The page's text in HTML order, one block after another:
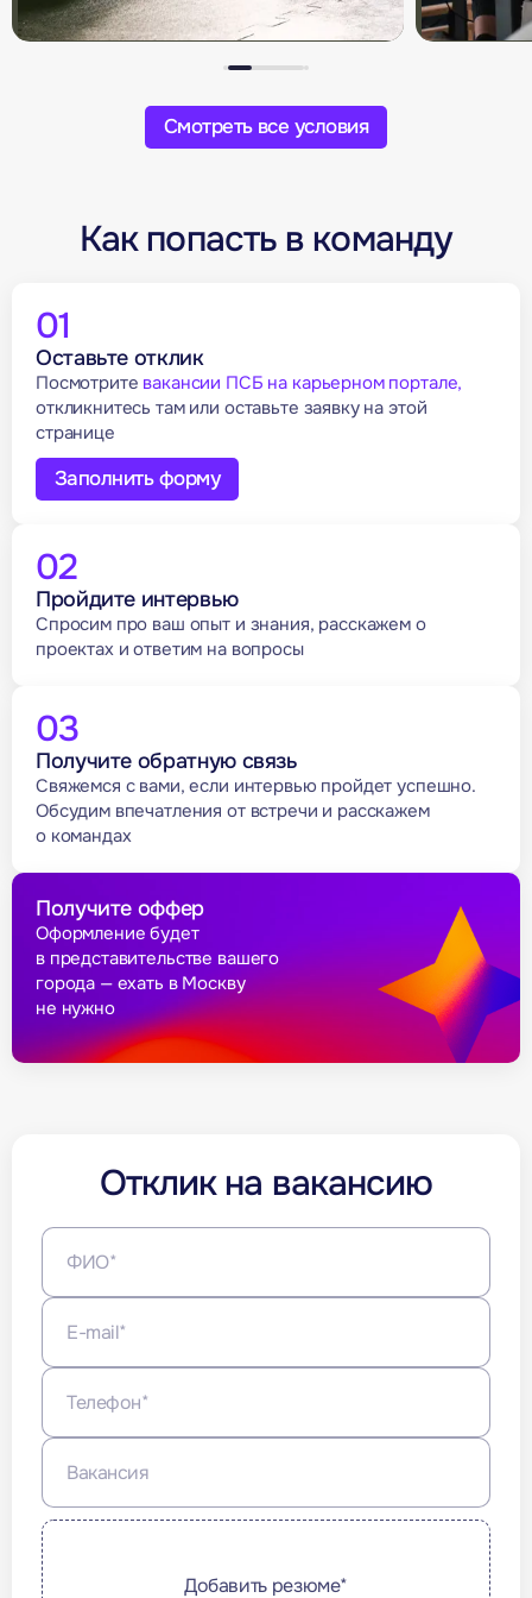
Смотреть все условия
Как попасть в команду
01
Оставьте отклик
Посмотрите вакансии ПСБ на карьерном портале,
откликнитесь там или оставьте заявку на этой
странице
Заполнить форму
02
Пройдите интервью
Спросим про ваш опыт и знания, расскажем о
проектах и ответим на вопросы
03
Получите обратную связь
Свяжемся с вами, если интервью пройдет успешно.
Обсудим впечатления от встречи и расскажем
о командах
Получите оффер
Оформление будет
в представительстве вашего
города — ехать в Москву
не нужно
Отклик на вакансию
Добавить резюме*